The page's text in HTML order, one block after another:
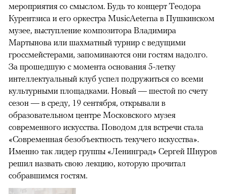
мероприятия со смыслом. Будь то концерт Теодора
Курентзиса и его оркестра MusicAeterna в Пушкинском
музее, выступление композитора Владимира
Мартынова или шахматный турнир с ведущими
гроссмейстерами, запоминаются они гостям надолго.
За прошедшую с момента основания 5-летку
интеллектуальный клуб успел подружиться со всеми
культурными площадками. Новый — шестой по счету
сезон — в среду, 19 сентября, открывали в
образовательном центре Московского музея
современного искусства. Поводом для встречи стала
«Современная безобъектность текучего искусства».
Именно так лидер группы «Ленинград» Сергей Шнуров
решил назвать свою лекцию, которую прочитал
собравшимся гостям.